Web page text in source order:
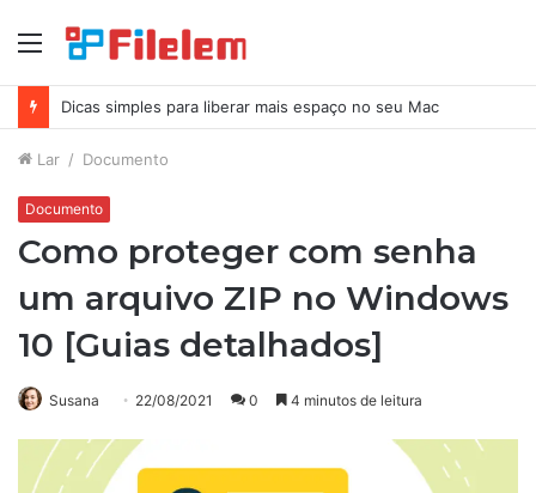
Menu
Como excluir capturas de tela no Mac
Lar / Documento
Documento
Como proteger com senha
um arquivo ZIP no Windows
10 [Guias detalhados]
Susana 22/08/2021 0 4 minutos de leitura